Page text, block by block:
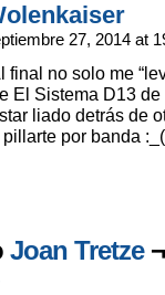
27, 2014 at
final no solo me
El Sistema D13
liado detrás de
pillarte por banda
Joan Tretze¬